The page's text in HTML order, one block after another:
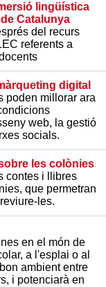
lingüística
Catalunya
del recurs
referents a
digital
poden millorar ara
web, la gestió
socials.
les colònies
contes i llibres
que permetran
les.
en el món de
a l'esplai o al
ambient entre
i potenciarà en